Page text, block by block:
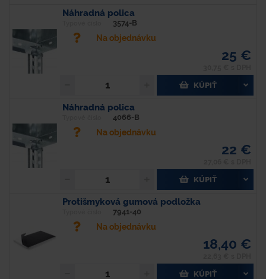
Náhradná polica
3574-B
Na objednávku
25 €
KÚPIŤ
Náhradná polica
4066-B
Na objednávku
22 €
KÚPIŤ
Protišmyková gumová podložka
7941-40
Na objednávku
18,40 €
KÚPIŤ